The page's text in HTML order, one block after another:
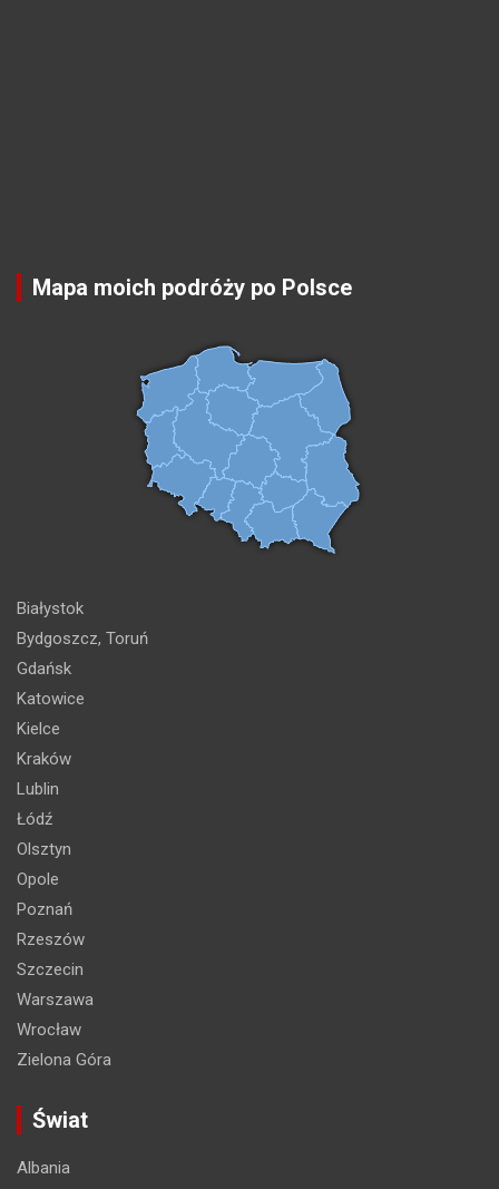
Mapa moich podróży po Polsce
Białystok
Bydgoszcz, Toruń
Gdańsk
Katowice
Kielce
Kraków
Lublin
Łódź
Olsztyn
Opole
Poznań
Rzeszów
Szczecin
Warszawa
Wrocław
Zielona Góra
Świat
Albania